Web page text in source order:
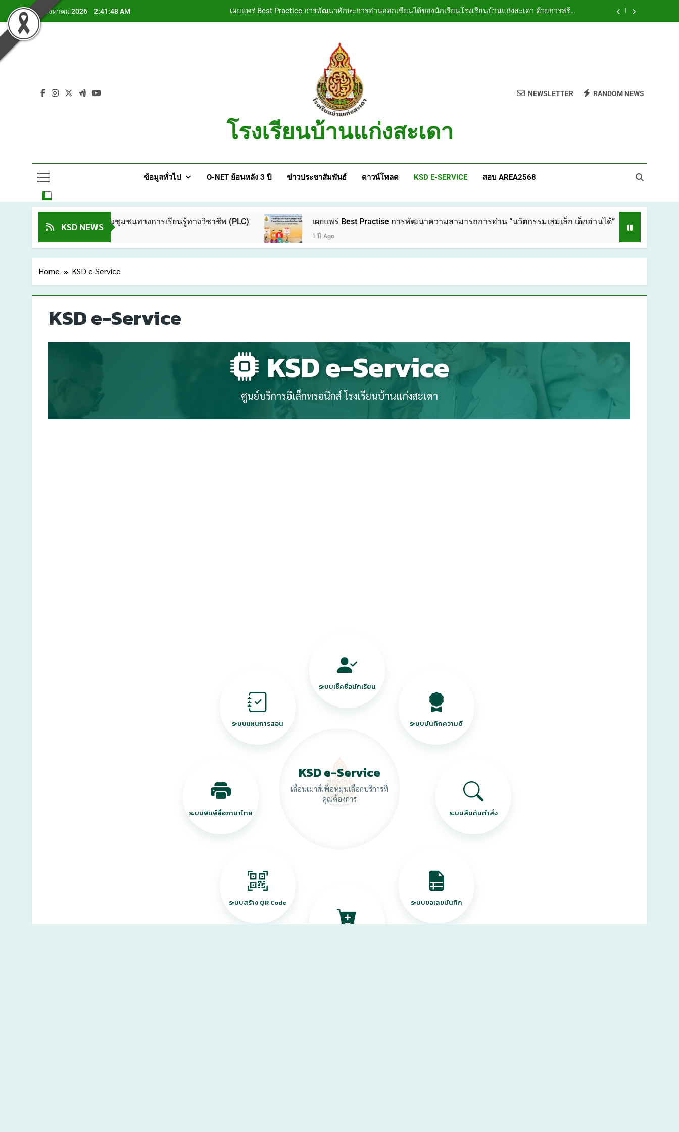
to
content
7 สิงหาคม 2026 2:41:49 AM
เผยแพร่ Best Practice การพัฒนาทักษะการอ่านออกเขียนได้ของนักเรียนโรงเรียนบ้านแก่งสะเดา ด้วยการสร้าง
วิธีปฏิบัติงานที่เป็นเลิศ (Best Practices) โดยใช้กระบวนการ PDCA ภายใต้ KSDP Model
ประกาศโรงเรียนบ้านแก่งสะเดา: โรงเรียนปลอดบุหรี่/บุหรี่ไฟฟ้า และเครื่องดื่มแอลกอฮอล์
เผยแพร่ Best Practice การพัฒนาทักษะการอ่านออกเขียนได้ของนักเรียนโรงเรียนบ้านแก่งสะเดา ด้วยการสร้าง
โรงเรียนบ้านแก่งสะเดา
NEWSLETTER RANDOM NEWS
ข้อมูลทั่วไป O-NET ย้อนหลัง 3 ปี ข่าวประชาสัมพันธ์ ดาวน์โหลด KSD E-SERVICE สอบ AREA2568
KSD NEWS
งสะเดา ด้วยการสร้างชุมชนทางการเรียนรู้ทางวิชาชีพ (PLC) เผยแพร่ Best Practise การพัฒนาความสามารถการอ่าน “นวัตกรรมเล่มเล็ก เด็กอ่านได้”
1 ปี Ago
Home KSD e-Service
KSD e-Service
KSD e-Service
ศูนย์บริการอิเล็กทรอนิกส์ โรงเรียนบ้านแก่งสะเดา
KSD e-Service
เลื่อนเมาส์เพื่อหมุนเลือกบริการที่
คุณต้องการ
ระบบเช็คชื่อนักเรียน
ระบบบันทึกความดี
ระบบสืบค้นคำสั่ง
ระบบขอเลขบันทึก
ระบบสร้าง QR Code
ระบบพิมพ์สื่อภาษาไทย
ระบบแผนการสอน